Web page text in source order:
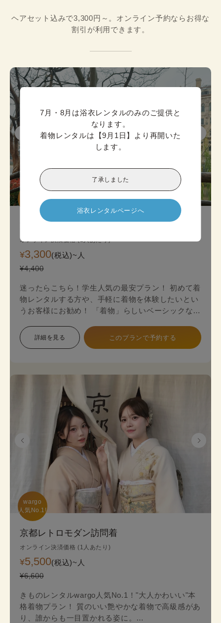
ヘアセット込みで3,300円～。オンライン予約ならお得な
割引が利用できます。
7月・8月は浴衣レンタルのみのご提供と
なります。
着物レンタルは【9月1日】より再開いた
します。
了承しました
浴衣レンタルページへ
こちら!
オンライン決済価格 (1人あたり)
¥3,300(税込)~ 人
¥4,400
迷ったらこちら！学生人気の最安プラン！ 初めて着
物レンタルする方や、手軽に着物を体験したいとい
うお客様にお勧め！ 「着物」らしいベーシックな印
す。 プランは店頭で変更も可能です。
詳細を見る このプランで予約する
wargo
人気No.1!
京都レトロモダン訪問着
オンライン決済価格 (1人あたり)
¥5,500(税込)~ 人
¥6,600
きものレンタルwargo人気No.1！"大人かわいい"本
格着物プラン！ 質のいい艶やかな着物で高級感があ
り、誰からも一目置かれる姿に。